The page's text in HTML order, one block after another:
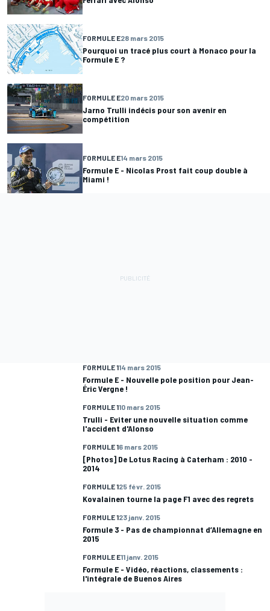
FORMULE E28 mars 2015
Pourquoi un tracé plus court à Monaco pour la
Formule E ?
FORMULE E20 mars 2015
Jarno Trulli indécis pour son avenir en
compétition
FORMULE E14 mars 2015
Formule E - Nicolas Prost fait coup double à
Miami !
FORMULE 114 mars 2015
Formule E - Nouvelle pole position pour Jean-
Éric Vergne !
FORMULE 110 mars 2015
Trulli - Eviter une nouvelle situation comme
l'accident d'Alonso
FORMULE 16 mars 2015
[Photos] De Lotus Racing à Caterham : 2010 -
2014
FORMULE 125 févr. 2015
Kovalainen tourne la page F1 avec des regrets
FORMULE 123 janv. 2015
Formule 3 - Pas de championnat d’Allemagne en
2015
FORMULE E11 janv. 2015
Formule E - Vidéo, réactions, classements :
l'intégrale de Buenos Aires